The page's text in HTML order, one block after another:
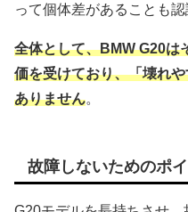
って個体差があることも
全体として、BMW G20は
価を受けており、「壊れ
ありません。
故障しないためのポ